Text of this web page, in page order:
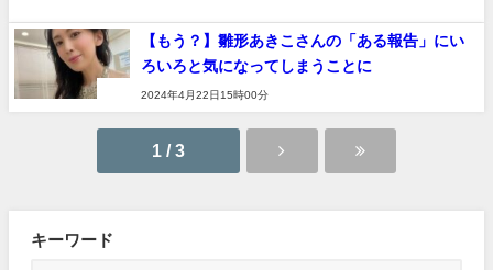
【もう？】雛形あきこさんの「ある報告」にい
ろいろと気になってしまうことに
2024年4月22日15時00分
1 / 3
キーワード